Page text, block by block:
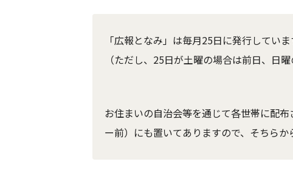
「広報となみ」は毎月25日に発行していま
（ただし、25日が土曜の場合は前日、日
お住まいの自治会等を通じて各世帯に配
ー前）にも置いてありますので、そちらか